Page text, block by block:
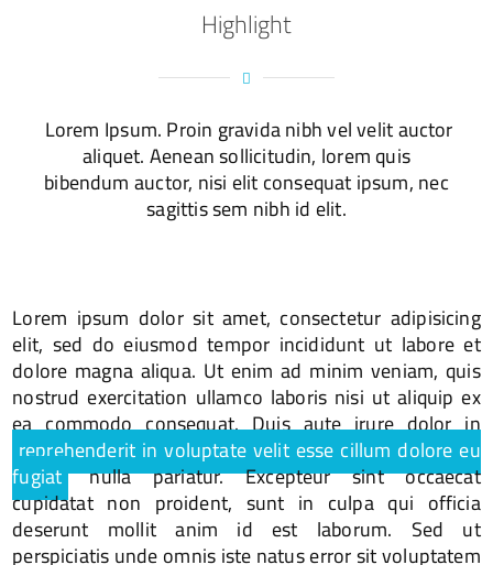
Highlight
Lorem Ipsum. Proin gravida nibh vel velit auctor
aliquet. Aenean sollicitudin, lorem quis
bibendum auctor, nisi elit consequat ipsum, nec
sagittis sem nibh id elit.
Lorem ipsum dolor sit amet, consectetur adipisicing
elit, sed do eiusmod tempor incididunt ut labore et
dolore magna aliqua. Ut enim ad minim veniam, quis
nostrud exercitation ullamco laboris nisi ut aliquip ex
ea commodo consequat. Duis aute irure dolor in
reprehenderit in voluptate velit esse cillum dolore eu
fugiatnulla pariatur. Excepteur sint occaecat
cupidatat non proident, sunt in culpa qui officia
deserunt mollit anim id est laborum. Sed ut
perspiciatis unde omnis iste natus error sit voluptatem